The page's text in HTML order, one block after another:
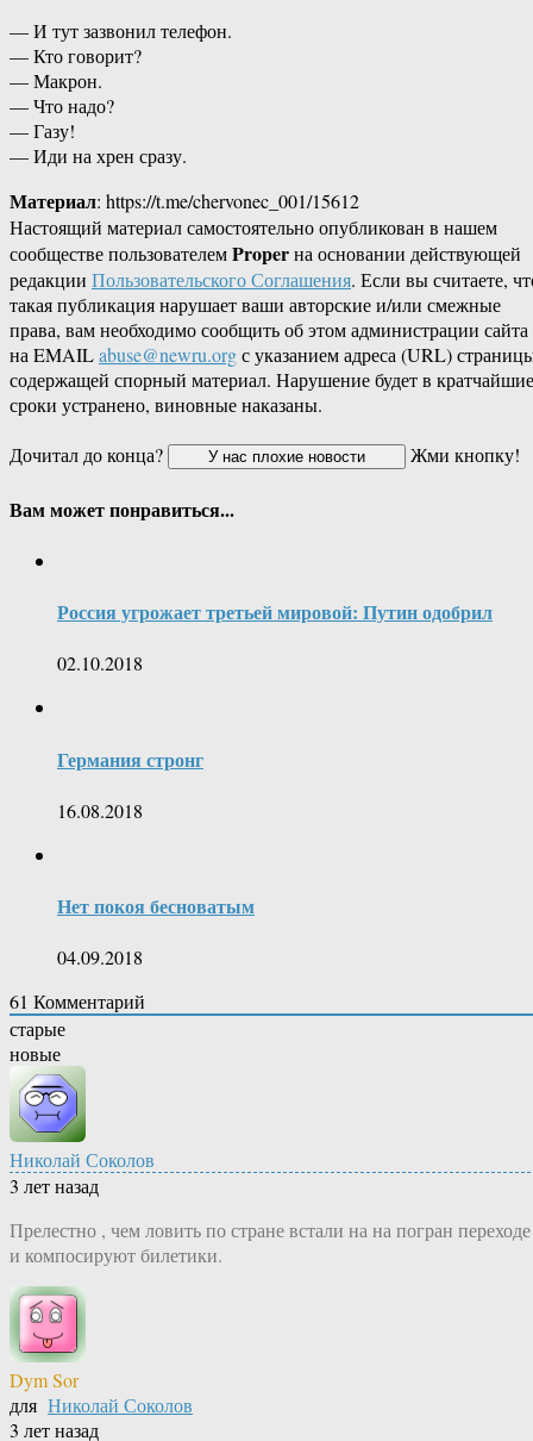
— И тут зазвонил телефон.
— Кто говорит?
— Макрон.
— Что надо?
— Газу!
— Иди на хрен сразу.
Материал: https://t.me/chervonec_001/15612
Настоящий материал самостоятельно опубликован в нашем
сообществе пользователемProperна основании действующей
редакции Пользовательского Соглашения. Если вы считаете,
такая публикация нарушает ваши авторские и/или смежные
права, вам необходимо сообщить об этом администрации сайта
на EMAILabuse@newru.orgс указанием адреса (URL)
содержащей спорный материал. Нарушение будет в кратчайшие
сроки устранено, виновные наказаны.
Дочитал до конца?
Жми кнопку!
Вам может понравиться...
Россия угрожает третьей мировой: Путин одобрил
02.10.2018
Германия стронг
16.08.2018
Нет покоя бесноватым
04.09.2018
61 Комментарий
старые
новые
Николай Соколов
3 лет назад
Прелестно , чем ловить по стране встали на на погран переходе
и компосируют билетики.
Dym Sor
для Николай Соколов
3 лет назад